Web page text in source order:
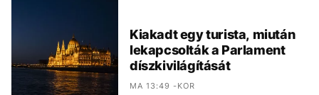
Kiakadt egy turista, miután
lekapcsolták a Parlament
díszkivilágítását
MA 13:49 -KOR